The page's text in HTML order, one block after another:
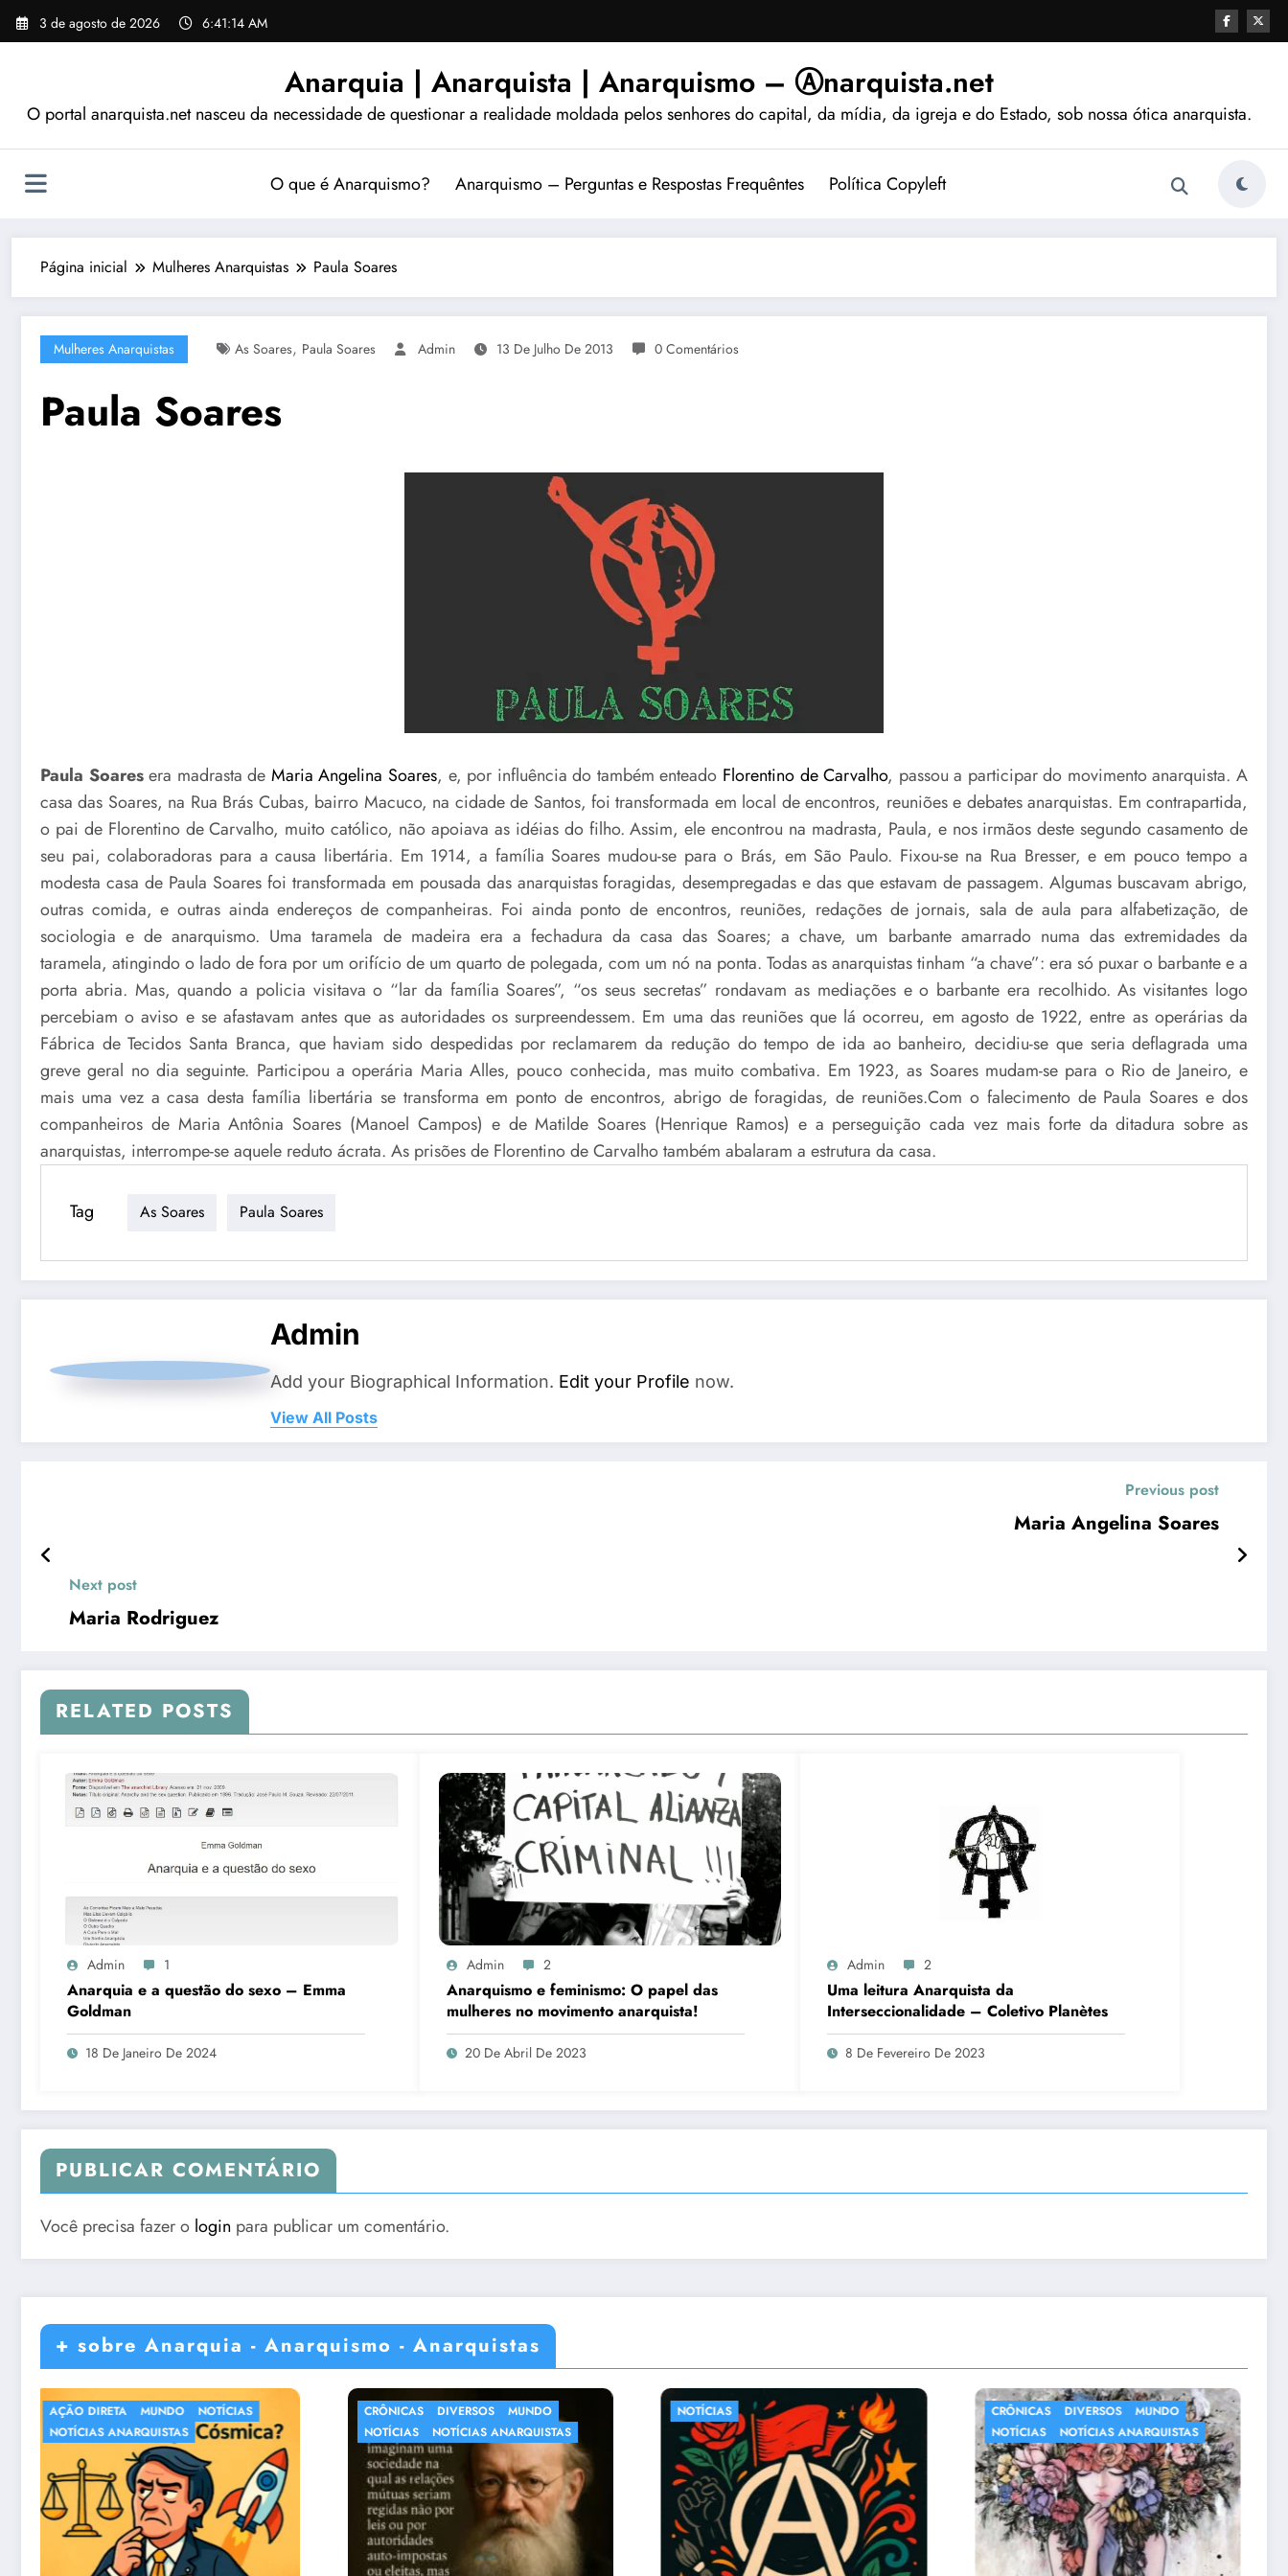
Pular
para
3 de agosto de 2026 6:41:14 AM
Anarquia | Anarquista | Anarquismo – Ⓐnarquista.net
O portal anarquista.net nasceu da necessidade de questionar a realidade moldada pelos senhores do capital, da mídia, da igreja e do Estado, sob nossa ótica anarquista.
O que é Anarquismo? Anarquismo – Perguntas e Respostas Frequêntes Política Copyleft
Página inicial Mulheres Anarquistas Paula Soares
Mulheres Anarquistas As Soares, Paula Soares Admin 13 De Julho De 2013 0 Comentários
Paula Soares
Paula Soaresera madrasta de Maria Angelina Soares, e, por influência do também enteado Florentino de Carvalho, passou a participar do movimento anarquista. A
casa das Soares, na Rua Brás Cubas, bairro Macuco, na cidade de Santos, foi transformada em local de encontros, reuniões e debates anarquistas. Em contrapartida,
o pai de Florentino de Carvalho, muito católico, não apoiava as idéias do filho. Assim, ele encontrou na madrasta, Paula, e nos irmãos deste segundo casamento de
seu pai, colaboradoras para a causa libertária. Em 1914, a família Soares mudou-se para o Brás, em São Paulo. Fixou-se na Rua Bresser, e em pouco tempo a
modesta casa de Paula Soares foi transformada em pousada das anarquistas foragidas, desempregadas e das que estavam de passagem. Algumas buscavam abrigo,
outras comida, e outras ainda endereços de companheiras. Foi ainda ponto de encontros, reuniões, redações de jornais, sala de aula para alfabetização, de
sociologia e de anarquismo. Uma taramela de madeira era a fechadura da casa das Soares; a chave, um barbante amarrado numa das extremidades da
taramela, atingindo o lado de fora por um orifício de um quarto de polegada, com um nó na ponta. Todas as anarquistas tinham “a chave”: era só puxar o barbante e a
porta abria. Mas, quando a policia visitava o “lar da família Soares”, “os seus secretas” rondavam as mediações e o barbante era recolhido. As visitantes logo
percebiam o aviso e se afastavam antes que as autoridades os surpreendessem. Em uma das reuniões que lá ocorreu, em agosto de 1922, entre as operárias da
Fábrica de Tecidos Santa Branca, que haviam sido despedidas por reclamarem da redução do tempo de ida ao banheiro, decidiu-se que seria deflagrada uma
greve geral no dia seguinte. Participou a operária Maria Alles, pouco conhecida, mas muito combativa. Em 1923, as Soares mudam-se para o Rio de Janeiro, e
mais uma vez a casa desta família libertária se transforma em ponto de encontros, abrigo de foragidas, de reuniões.Com o falecimento de Paula Soares e dos
companheiros de Maria Antônia Soares (Manoel Campos) e de Matilde Soares (Henrique Ramos) e a perseguição cada vez mais forte da ditadura sobre as
anarquistas, interrompe-se aquele reduto ácrata. As prisões de Florentino de Carvalho também abalaram a estrutura da casa.
Tag As Soares Paula Soares
Admin
Add your Biographical Information. Edit your Profile now.
View All Posts
Previous post
Maria Angelina Soares
Next post
Maria Rodriguez
RELATED POSTS
Admin 1
Anarquia e a questão do sexo – Emma
Goldman
18 De Janeiro De 2024
Admin 2
Anarquismo e feminismo: O papel das
mulheres no movimento anarquista!
20 De Abril De 2023
Admin 2
Uma leitura Anarquista da
Interseccionalidade – Coletivo Planètes
8 De Fevereiro De 2023
PUBLICAR COMENTÁRIO
Você precisa fazer o login para publicar um comentário.
+ sobre Anarquia - Anarquismo - Anarquistas
CRÔNICAS DIVERSOS
MUNDO
NOTÍCIAS
NOTÍCIAS ANARQUISTAS
NOTÍCIAS CRÔNICAS DIVERSOS
MUNDO
NOTÍCIAS
NOTÍCIAS ANARQUISTAS
NOTÍCIAS